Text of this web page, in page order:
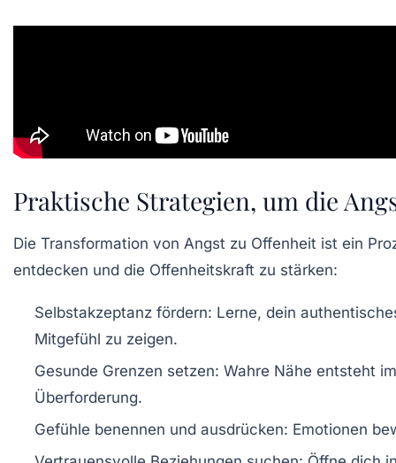
Praktische Strategien, um die
Die Transformation von Angst zu Offenheit ist ein
entdecken und die Offenheitskraft zu stärken:
Selbstakzeptanz fördern: Lerne, dein
Mitgefühl zu zeigen.
Gesunde Grenzen setzen: Wahre Nähe entsteht
Überforderung.
Gefühle benennen und ausdrücken: Emotionen